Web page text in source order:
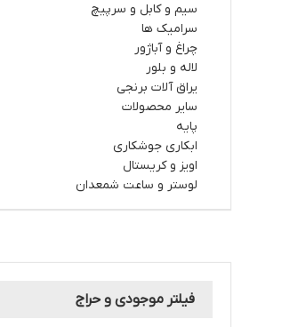
سیم و کابل و سرپیچ
سرامیک ها
چراغ و آباژور
لاله و بلور
یراق آلات برنجی
سایر محصولات
پایه
ابکاری جوشکاری
اویز و کریستال
لوستر و ساعت شمعدان
فیلتر موجودی و حراج